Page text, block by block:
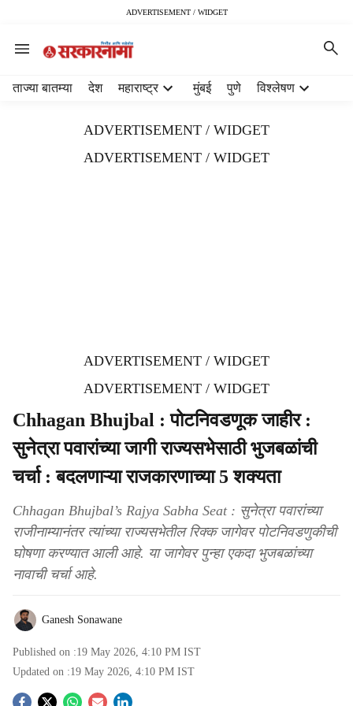
ADVERTISEMENT / WIDGET
ताज्या बातम्या देश महाराष्ट्र मुंबई पुणे विश्लेषण
ADVERTISEMENT / WIDGET
ADVERTISEMENT / WIDGET
ADVERTISEMENT / WIDGET
ADVERTISEMENT / WIDGET
Chhagan Bhujbal : पोटनिवडणूक जाहीर :
सुनेत्रा पवारांच्या जागी राज्यसभेसाठी भुजबळांची
चर्चा : बदलणाऱ्या राजकारणाच्या 5 शक्यता
Chhagan Bhujbal’s Rajya Sabha Seat : सुनेत्रा पवारांच्या
राजीनाम्यानंतर त्यांच्या राज्यसभेतील रिक्क जागेवर पोटनिवडणुकीची
घोषणा करण्यात आली आहे. या जागेवर पुन्हा एकदा भुजबळांच्या
नावाची चर्चा आहे.
Ganesh Sonawane
Published on :19 May 2026, 4:10 PM IST
Updated on :19 May 2026, 4:10 PM IST